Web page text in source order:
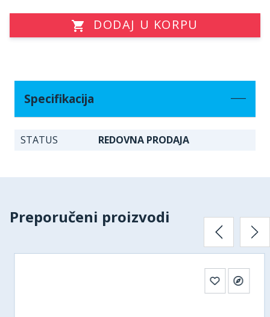
DODAJ U KORPU
Specifikacija
STATUS REDOVNA PRODAJA
Preporučeni proizvodi